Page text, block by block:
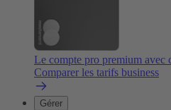
Le compte pro premium avec
Comparer les tarifs business
Gérer